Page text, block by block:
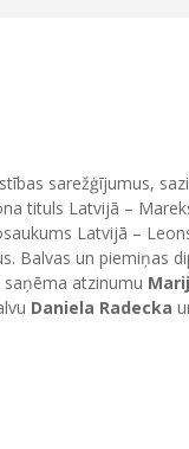
sarežģījumus,
tituls Latvijā –
Latvijā –
Balvas un piemiņas
atzinumu
Daniela Radecka